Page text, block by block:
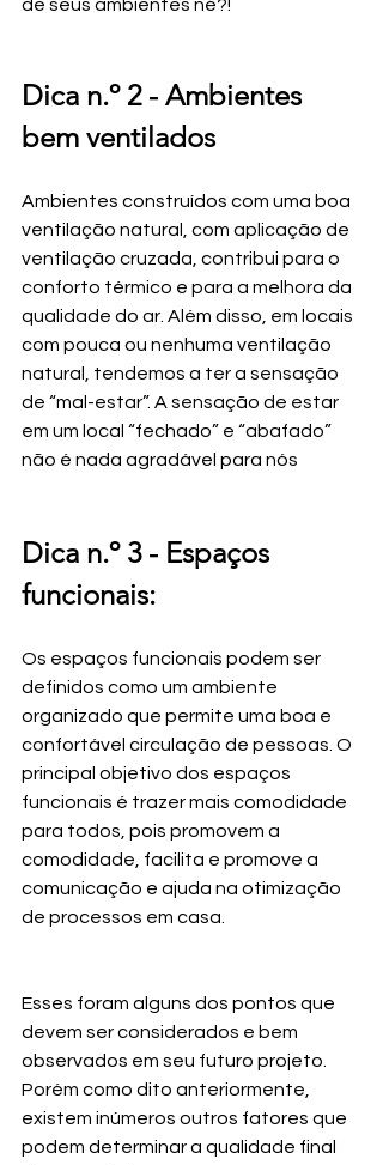
de seus ambientes né?!
Dica n.º 2 - Ambientes
bem ventilados
Ambientes construídos com uma boa
ventilação natural, com aplicação de
ventilação cruzada, contribui para o
conforto térmico e para a melhora da
qualidade do ar. Além disso, em locais
com pouca ou nenhuma ventilação
natural, tendemos a ter a sensação
de “mal-estar”. A sensação de estar
em um local “fechado” e “abafado”
não é nada agradável para nós
Dica n.º 3 - Espaços
funcionais:
Os espaços funcionais podem ser
definidos como um ambiente
organizado que permite uma boa e
confortável circulação de pessoas. O
principal objetivo dos espaços
funcionais é trazer mais comodidade
para todos, pois promovem a
comodidade, facilita e promove a
comunicação e ajuda na otimização
de processos em casa.
Esses foram alguns dos pontos que
devem ser considerados e bem
observados em seu futuro projeto.
Porém como dito anteriormente,
existem inúmeros outros fatores que
podem determinar a qualidade final